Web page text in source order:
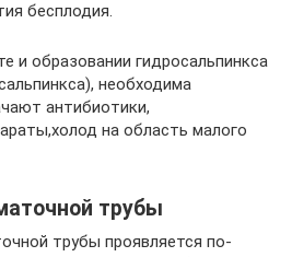
бесплодия.
и образовании гидросальпинкса
необходима
антибиотики,
на область малого
трубы
трубы проявляется по-